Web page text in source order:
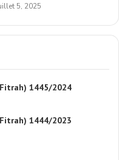
5, 2025
1445/2024
1444/2023